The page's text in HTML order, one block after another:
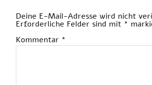
Deine E-Mail-Adresse wird nicht
Erforderliche Felder sind mit *
Kommentar *